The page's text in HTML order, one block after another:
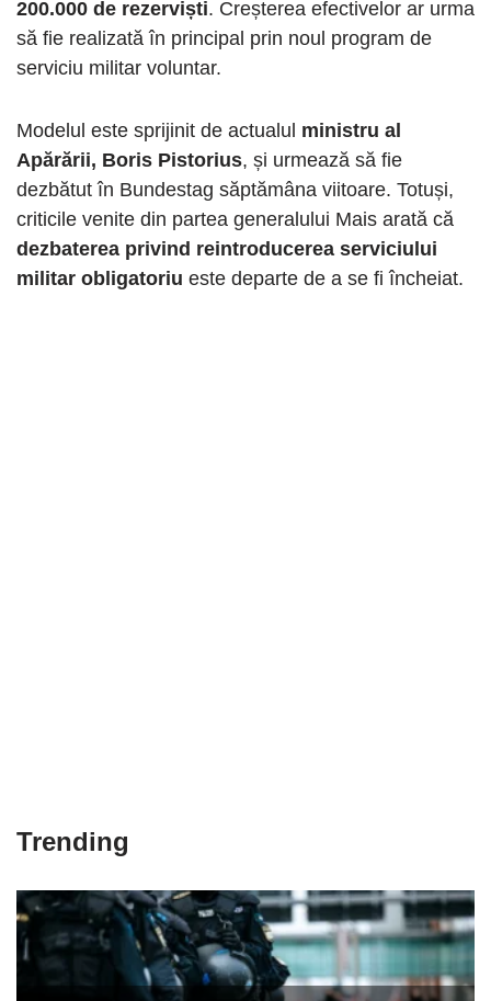
200.000 de rezerviști. Creșterea efectivelor ar urma
să fie realizată în principal prin noul program de
serviciu militar voluntar.
Modelul este sprijinit de actualul ministru al
Apărării, Boris Pistorius, și urmează să fie
dezbătut în Bundestag săptămâna viitoare. Totuși,
criticile venite din partea generalului Mais arată că
dezbaterea privind reintroducerea serviciului
militar obligatoriu este departe de a se fi încheiat.
Trending